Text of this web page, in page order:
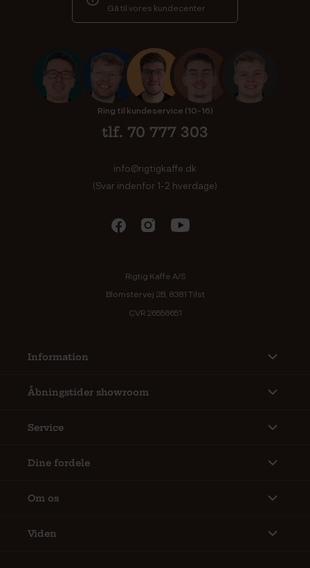
Gå til vores kundecenter
Ring til kundeservice (10-16)
tlf. 70 777 303
info@rigtigkaffe.dk
(Svar indenfor 1-2 hverdage)
Rigtig Kaffe A/S
Blomstervej 2B, 8381 Tilst
CVR 26556651
Information
Åbningstider showroom
Service
Dine fordele
Om os
Viden